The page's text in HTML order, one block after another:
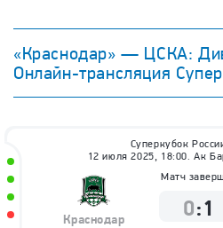
«Краснодар» — ЦСКА:
Онлайн-трансляция
Суперкубок
12 июля 2025, 18:00. Ак
Краснодар
Матч
0:1